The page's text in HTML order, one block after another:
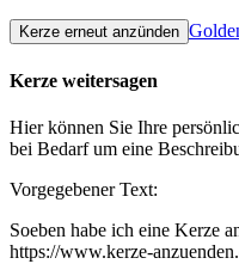
Kerze weitersagen
Hier können Sie Ihre
bei Bedarf um eine
Vorgegebener Text:
Soeben habe ich eine Kerze
https://www.kerze-